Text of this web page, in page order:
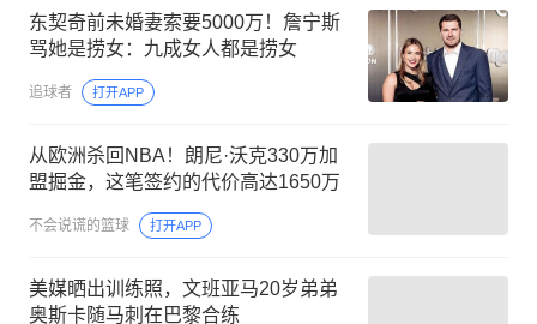
东契奇前未婚妻索要5000万！詹宁斯
骂她是捞女：九成女人都是捞女
追球者 打开APP
从欧洲杀回NBA！朗尼·沃克330万加
盟掘金，这笔签约的代价高达1650万
不会说谎的篮球 打开APP
美媒晒出训练照，文班亚马20岁弟弟
奥斯卡随马刺在巴黎合练